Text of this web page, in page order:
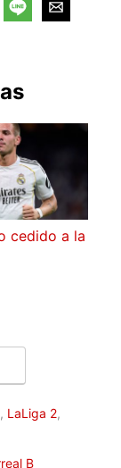
cedido a la
, LaLiga 2,
B